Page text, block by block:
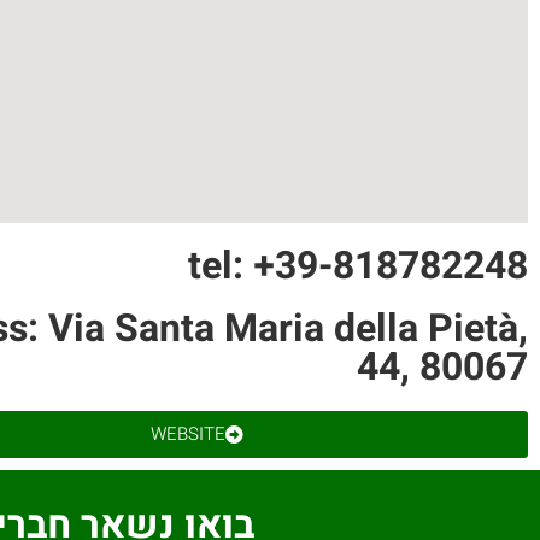
tel: +39-818782248
Via Santa Maria della Pietà,
44, 80067
WEBSITE
בואו נשאר